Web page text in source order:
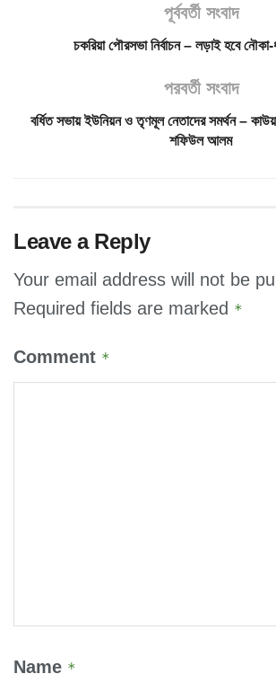
পূর্ববর্তী সংবাদ
চকরিয়া পৌরসভা নির্বাচন – লড়াই হবে নৌকা-
পরবর্তী সংবাদ
বর্ধিত সভায় ইউনিয়ন ও তৃণমূল নেতাদের সমর্থন –
শফিউল আলম
Leave a Reply
Your email address will not be
Required fields are marked *
Comment *
Name *